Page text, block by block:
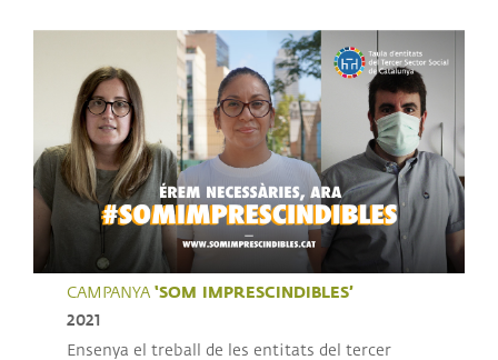
CAMPANYA ‘SOM IMPRESCINDIBLES’
2021
Ensenya el treball de les entitats del tercer